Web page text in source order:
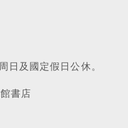
日及國定假日公休。
書店